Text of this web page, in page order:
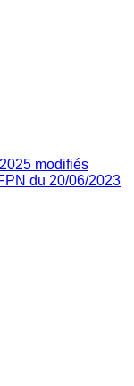
modifiés
du 20/06/2023